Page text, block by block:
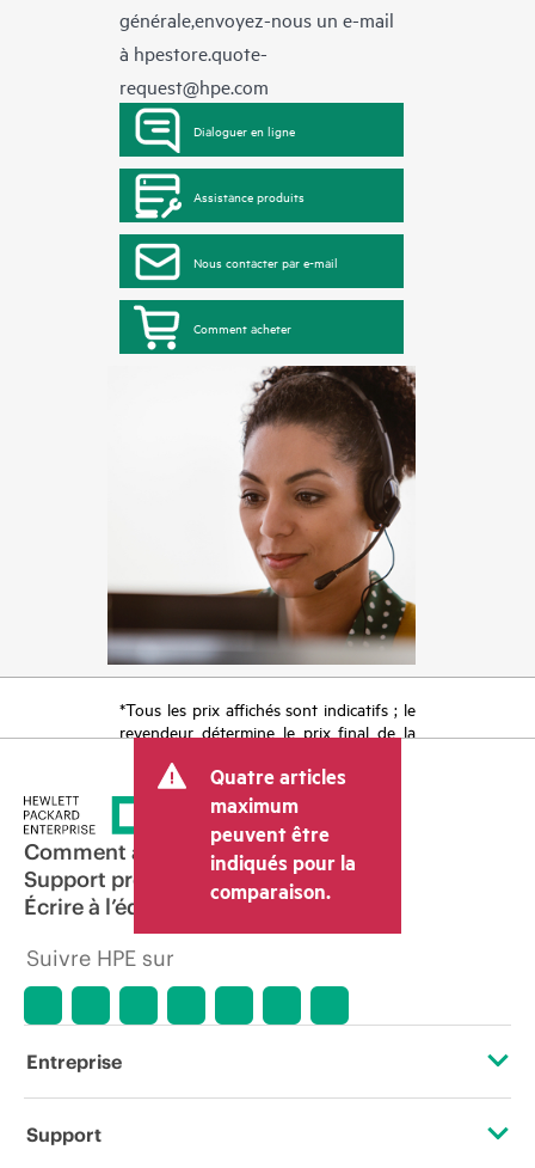
générale,envoyez-nous un e-mail
à hpestore.quote-
request@hpe.com
Dialoguer en ligne
Assistance produits
Nous contacter par e-mail
Comment acheter
*Tous les prix affichés sont indicatifs ; le
revendeur détermine le prix final de la
tels que la TVA ou les taxes sur la vente
et les frais d’expédition. Le prix de la
transaction déterminé par le revendeur
peut varier par rapport à d’autres
revendeurs et au prix indicatif affiché.
Les prix indicatifs peuvent inclure des
offres promotionnelles limitées dans le
temps. HPE se réserve le droit d’ajuster
les prix à tout moment pour diverses
l’arrêt d’un produit, la disponibilité
période de promotion et des erreurs
dans les publicités.
Quatre articles
maximum
peuvent être
indiqués pour la
comparaison.
Comment acheter
Support produit
Écrire à l’équipe commerciale
Suivre HPE sur
Entreprise
À propos de HPE
Support